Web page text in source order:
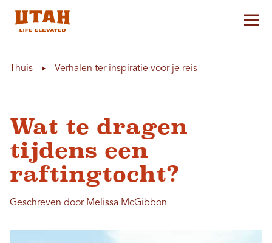
Thuis Verhalen ter inspiratie voor je reis
Wat te dragen
tijdens een
raftingtocht?
Geschreven door Melissa McGibbon